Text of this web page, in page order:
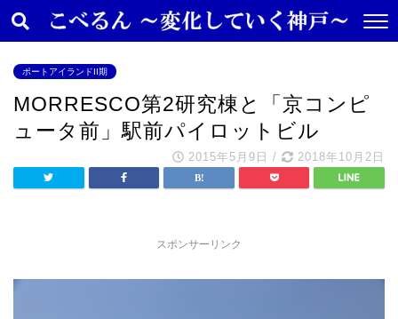
ポートアイランドII期
MORRESCO第2研究棟と「京コンピ
ュータ前」駅前パイロットビル
2015年5月9日 / 2018年10月2日
スポンサーリンク